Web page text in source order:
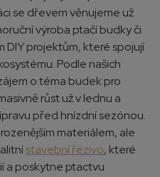
se dřevem věnujeme už
výroba ptačí budky či
DIY projektům, které spojují
Podle našich
o téma budek pro
růst už v lednu a
před hnízdní sezónou.
materiálem, ale
stavební řezivo, které
a poskytne ptactvu